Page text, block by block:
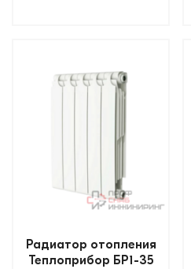
Радиатор отопления
Теплоприбор БР1-35